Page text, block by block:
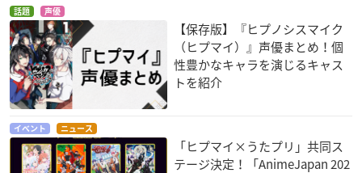
話題 声優
【保存版】『ヒプノシスマイク
（ヒプマイ）』声優まとめ！個
性豊かなキャラを演じるキャス
トを紹介
イベント ニュース
「ヒプマイ×うたプリ」共同ス
テージ決定！「AnimeJapan 202